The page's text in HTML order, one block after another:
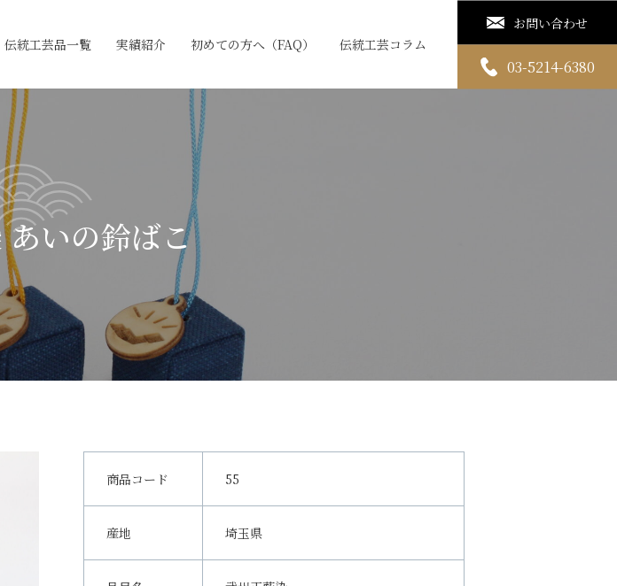
伝統工芸品一覧 実績紹介 初めての方へ（FAQ） 伝統工芸コラム
お問い合わせ
03-5214-6380
いの鈴ばこ
商品コード 55
産地 埼玉県